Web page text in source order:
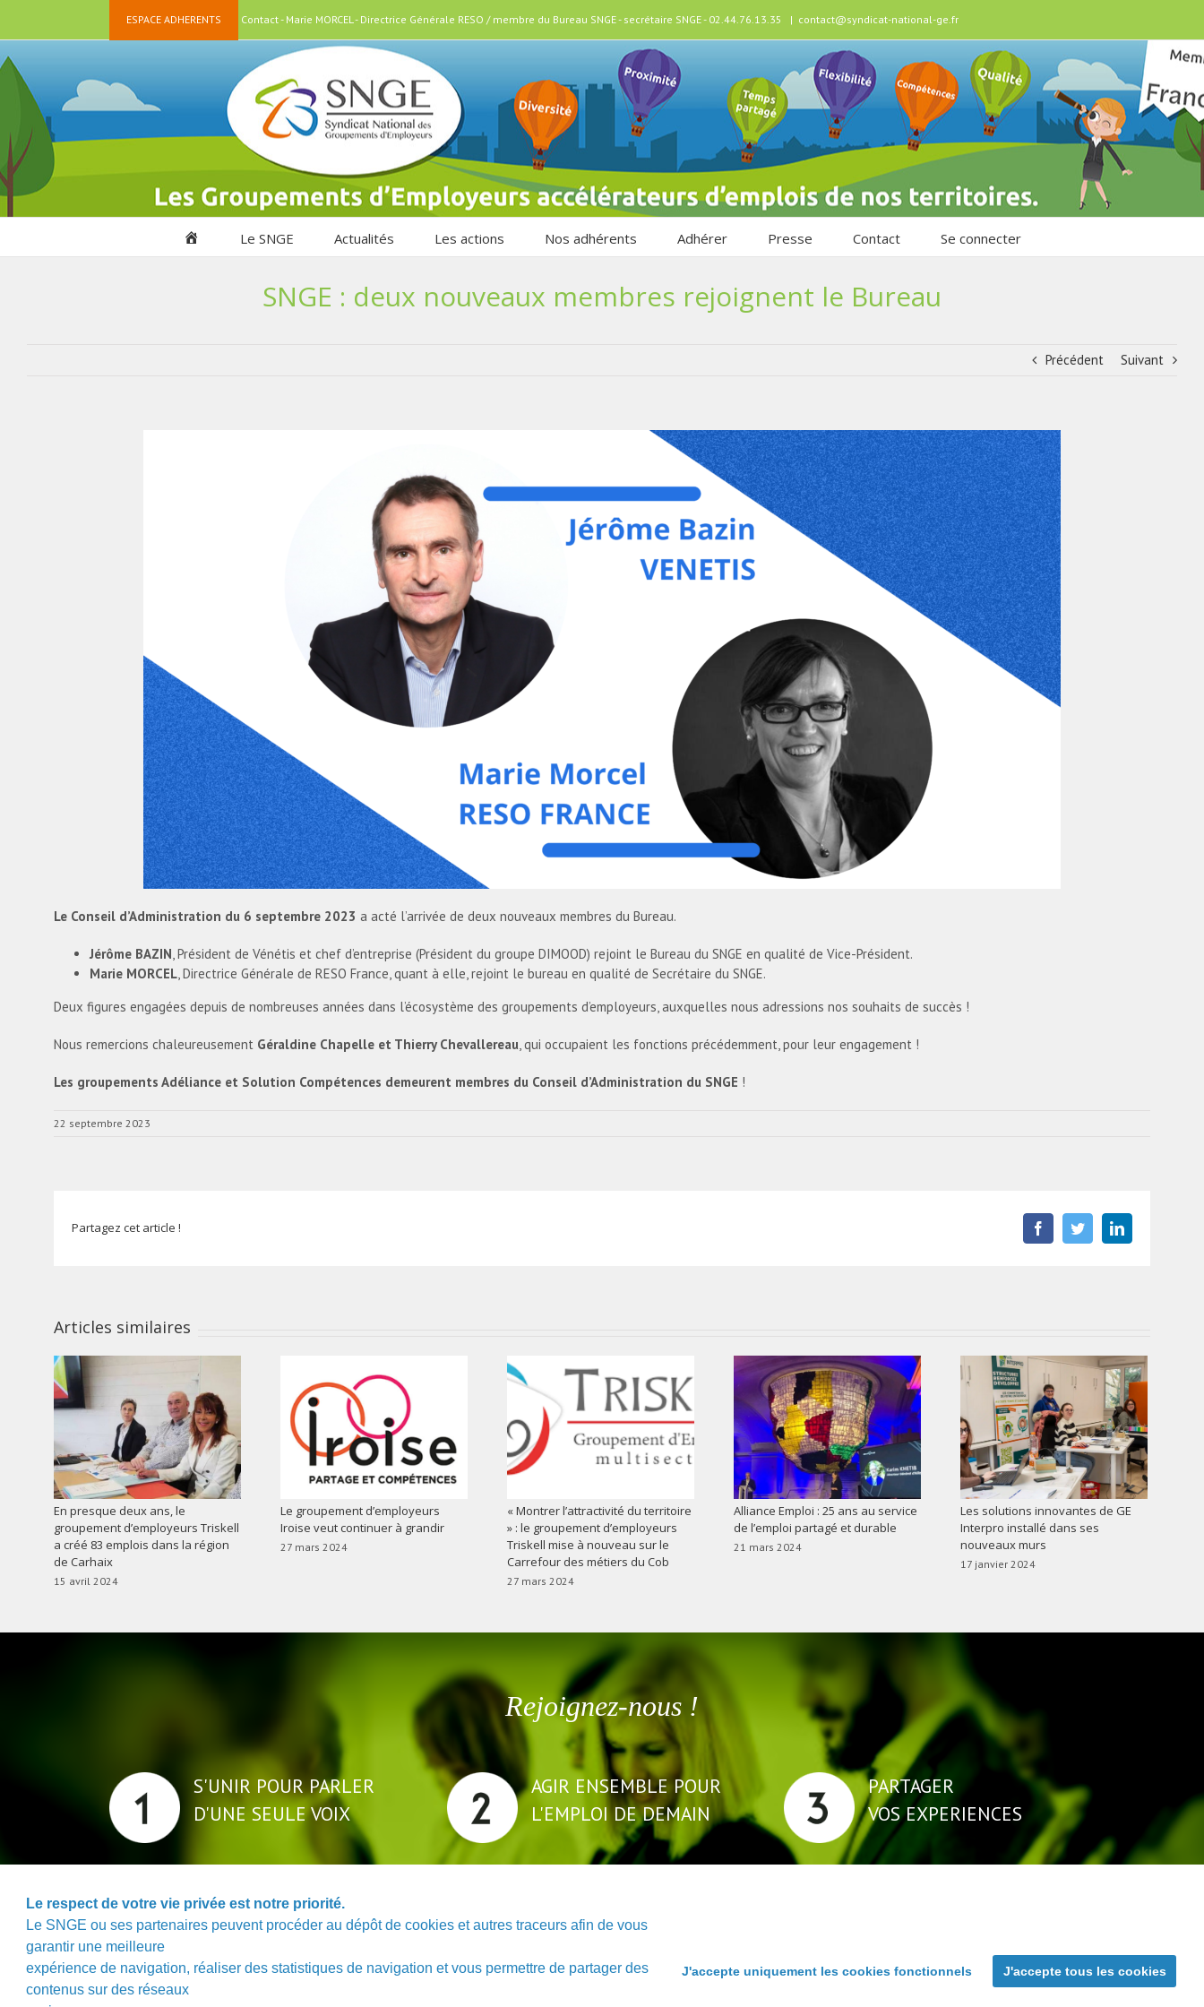
Le respect de votre vie privée est notre priorité.
Le SNGE ou ses partenaires peuvent procéder au dépôt de cookies et autres traceurs afin de vous
garantir une meilleure
expérience de navigation, réaliser des statistiques de navigation et vous permettre de partager des
contenus sur des réseaux
J'accepte uniquement les cookies fonctionnels J'accepte tous les cookies
ESPACE ADHERENTS Contact - Marie MORCEL - Directrice Générale RESO / membre du Bureau SNGE - secrétaire SNGE - 02.44.76.13.35 | contact@syndicat-national-ge.fr
Le SNGE Actualités Les actions Nos adhérents Adhérer Presse Contact Se connecter
SNGE : deux nouveaux membres rejoignent le Bureau
Précédent Suivant
Le Conseil d’Administration du 6 septembre 2023 a acté l’arrivée de deux nouveaux membres du Bureau.
Jérôme BAZIN, Président de Vénétis et chef d’entreprise (Président du groupe DIMOOD) rejoint le Bureau du SNGE en qualité de Vice-Président.
Marie MORCEL, Directrice Générale de RESO France, quant à elle, rejoint le bureau en qualité de Secrétaire du SNGE.
Deux figures engagées depuis de nombreuses années dans l’écosystème des groupements d’employeurs, auxquelles nous adressions nos souhaits de succès !
Nous remercions chaleureusement Géraldine Chapelle et Thierry Chevallereau, qui occupaient les fonctions précédemment, pour leur engagement !
Les groupements Adéliance et Solution Compétences demeurent membres du Conseil d’Administration du SNGE !
22 septembre 2023
Partagez cet article ! FacebookTwitterLinkedIn
Articles similaires
En presque deux ans, le
groupement d’employeurs Triskell
a créé 83 emplois dans la région
de Carhaix
15 avril 2024
Le groupement d’employeurs
Iroise veut continuer à grandir
27 mars 2024
« Montrer l’attractivité du territoire
» : le groupement d’employeurs
Triskell mise à nouveau sur le
Carrefour des métiers du Cob
27 mars 2024
Alliance Emploi : 25 ans au service
de l’emploi partagé et durable
21 mars 2024
Les solutions innovantes de GE
Interpro installé dans ses
nouveaux murs
17 janvier 2024
S'UNIR POUR PARLER
D'UNE SEULE VOIX
pour nous faire entendre.
Rejoignez-nous !
AGIR ENSEMBLE POUR
L'EMPLOI DE DEMAIN
PARTAGER
VOS EXPERIENCES